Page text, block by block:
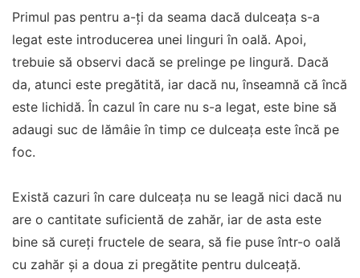
Primul pas pentru a-ți da seama dacă dulceața s-a
legat este introducerea unei linguri în oală. Apoi,
trebuie să observi dacă se prelinge pe lingură. Dacă
da, atunci este pregătită, iar dacă nu, înseamnă că încă
este lichidă. În cazul în care nu s-a legat, este bine să
adaugi suc de lămâie în timp ce dulceața este încă pe
foc.
Există cazuri în care dulceața nu se leagă nici dacă nu
are o cantitate suficientă de zahăr, iar de asta este
bine să cureți fructele de seara, să fie puse într-o oală
cu zahăr și a doua zi pregătite pentru dulceață.